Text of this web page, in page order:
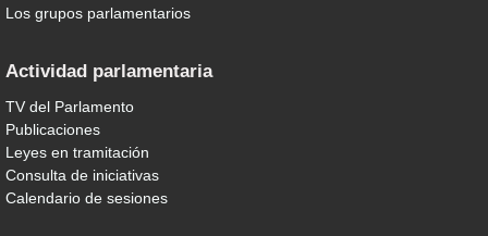
Los grupos parlamentarios
Actividad parlamentaria
TV del Parlamento
Publicaciones
Leyes en tramitación
Consulta de iniciativas
Calendario de sesiones